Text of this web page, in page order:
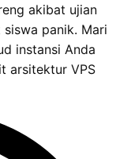
akibat ujian
panik. Mari
instansi Anda
arsitektur VPS